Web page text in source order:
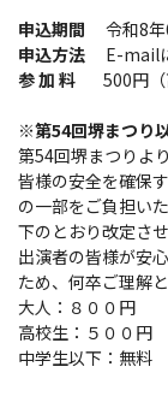
お知らせ
協会会員募集
フォトライブラ
観光パンフレッ
お問い合わせ
申込期間 令和8年
申込方法 E-mailに
参 加 料 500円
※第54回堺まつり
第54回堺まつりよ
皆様の安全を確保
の一部をご負担い
下のとおり改定さ
出演者の皆様が安
ため、何卒ご理解
大人：８００円
高校生：５００円
中学生以下：無料